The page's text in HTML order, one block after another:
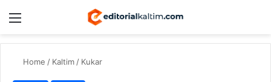
Menu
Home / Kaltim/ Kukar